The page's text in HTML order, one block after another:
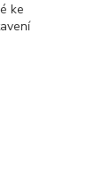
info@elogos.cz
ke